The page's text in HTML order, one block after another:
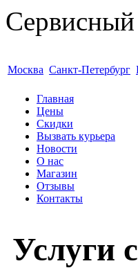
Сервисный
Москва Санкт-Петербург
Главная
Цены
Скидки
Вызвать курьера
Новости
О нас
Магазин
Отзывы
Контакты
Услуги